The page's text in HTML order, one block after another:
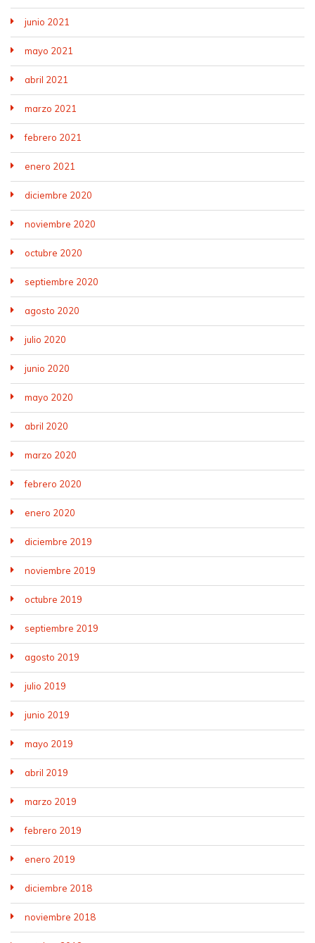
junio 2021
mayo 2021
abril 2021
marzo 2021
febrero 2021
enero 2021
diciembre 2020
noviembre 2020
octubre 2020
septiembre 2020
agosto 2020
julio 2020
junio 2020
mayo 2020
abril 2020
marzo 2020
febrero 2020
enero 2020
diciembre 2019
noviembre 2019
octubre 2019
septiembre 2019
agosto 2019
julio 2019
junio 2019
mayo 2019
abril 2019
marzo 2019
febrero 2019
enero 2019
diciembre 2018
noviembre 2018